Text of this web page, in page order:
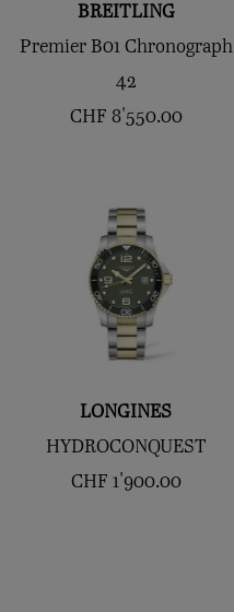
BREITLING
Premier B01 Chronograph
42
CHF 8'550.00
LONGINES
HYDROCONQUEST
CHF 1'900.00